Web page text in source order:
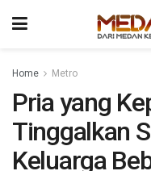
Home Metro
Pria yang
Tinggalkan
Keluarga